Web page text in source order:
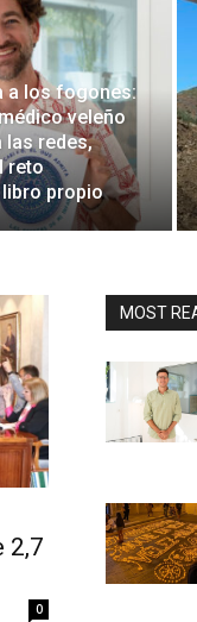
a los fogones:
veleño
las redes,
reto
propio
2,7
0
MOST